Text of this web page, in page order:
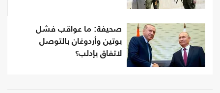
صحيفة: ما عواقب فشل
بوتين وأردوغان بالتوصل
لاتفاق بإدلب؟